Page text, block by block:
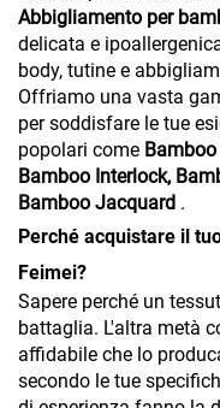
Abbigliamento per
delicata e
body, tutine e
Offriamo una vasta
per soddisfare le tue
popolari come
Bamboo Interlock,
Bamboo Jacquard .
Perché acquistare il
Feimei?
Sapere perché un
battaglia. L'altra metà
affidabile che lo
secondo le tue